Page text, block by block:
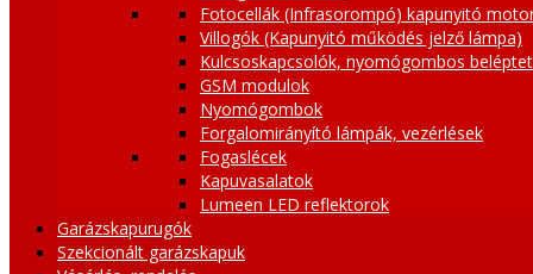
Fotocellák (Infrasorompó) kapunyitó
Villogók (Kapunyitó működés jelző lámpa)
Kulcsoskapcsolók, nyomógombos
GSM modulok
Nyomógombok
Forgalomirányító lámpák, vezérlések
Fogaslécek
Kapuvasalatok
Lumeen LED reflektorok
Garázskapurugók
Szekcionált garázskapuk